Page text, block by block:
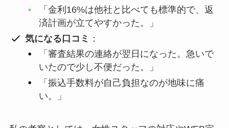
「金利16%は他社と比べても標準的で、返
済計画が立てやすかった。」
気になる口コミ
：
「審査結果の連絡が翌日になった。急いで
いたので少し不便だった。」
「振込手数料が自己負担なのが地味に痛
い。」